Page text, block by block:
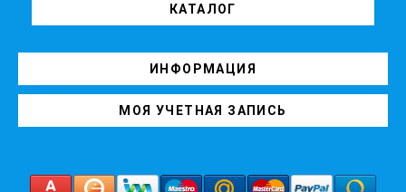
КАТАЛОГ
ИНФОРМАЦИЯ
МОЯ УЧЕТНАЯ ЗАПИСЬ